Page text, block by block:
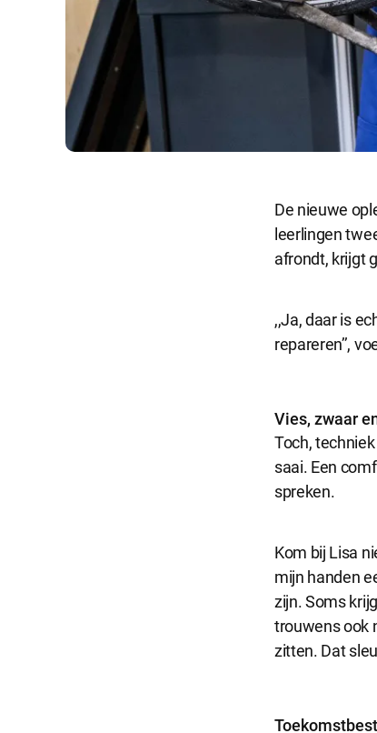
De nieuwe
leerlingen
afrondt, krijgt
,,Ja, daar is
repareren’’,
Vies, zwaar
Toch,
saai. Een
spreken.
Kom bij Lisa
mijn handen
zijn. Soms
trouwens ook
zitten. Dat